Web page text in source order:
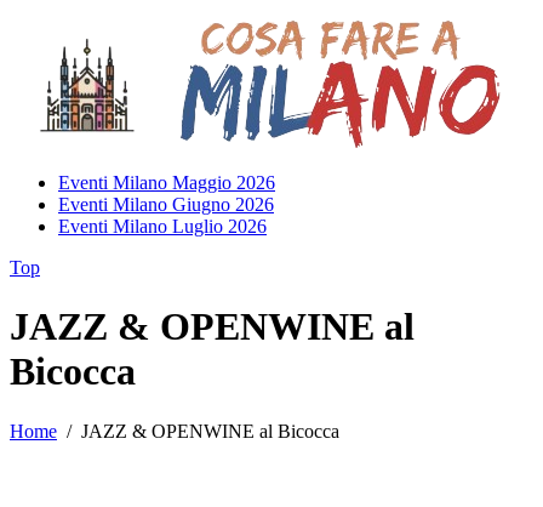
Eventi Milano Maggio 2026
Eventi Milano Giugno 2026
Eventi Milano Luglio 2026
Top
JAZZ & OPENWINE al
Bicocca
Home / JAZZ & OPENWINE al Bicocca